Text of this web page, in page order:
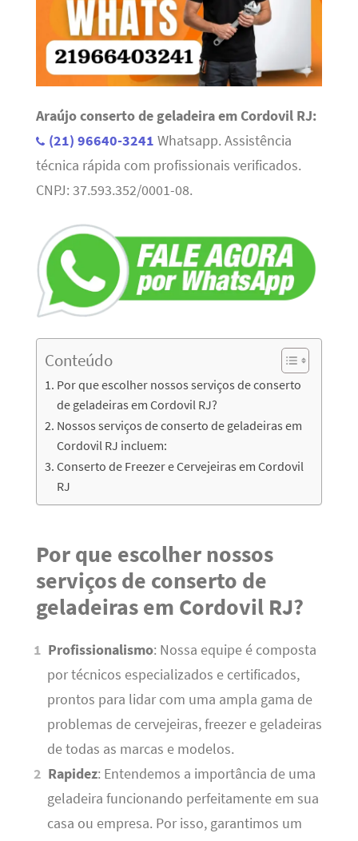
Araújo conserto de geladeira em Cordovil RJ:
(21) 96640-3241 Whatsapp. Assistência
técnica rápida com profissionais verificados.
CNPJ: 37.593.352/0001-08.
Conteúdo
Por que escolher nossos serviços de conserto
de geladeiras em Cordovil RJ?
Nossos serviços de conserto de geladeiras em
Cordovil RJ incluem:
Conserto de Freezer e Cervejeiras em Cordovil
RJ
Por que escolher nossos
serviços de conserto de
geladeiras em Cordovil RJ?
Profissionalismo: Nossa equipe é composta
por técnicos especializados e certificados,
prontos para lidar com uma ampla gama de
problemas de cervejeiras, freezer e geladeiras
de todas as marcas e modelos.
Rapidez: Entendemos a importância de uma
geladeira funcionando perfeitamente em sua
casa ou empresa. Por isso, garantimos um